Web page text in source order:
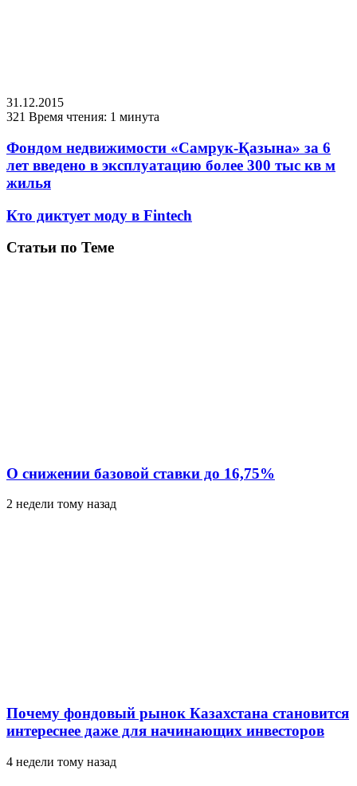
31.12.2015
321 Время чтения: 1 минута
Фондом недвижимости «Самрук-Қазына» за 6
лет введено в эксплуатацию более 300 тыс кв м
жилья
Кто диктует моду в Fintech
Статьи по Теме
О снижении базовой ставки до 16,75%
2 недели тому назад
Почему фондовый рынок Казахстана становится
интереснее даже для начинающих инвесторов
4 недели тому назад